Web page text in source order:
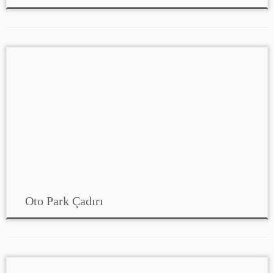
Oto Park Çadırı